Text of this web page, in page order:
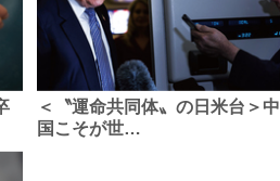
＜〝運命共同体〟の日米台＞中
国こそが世…